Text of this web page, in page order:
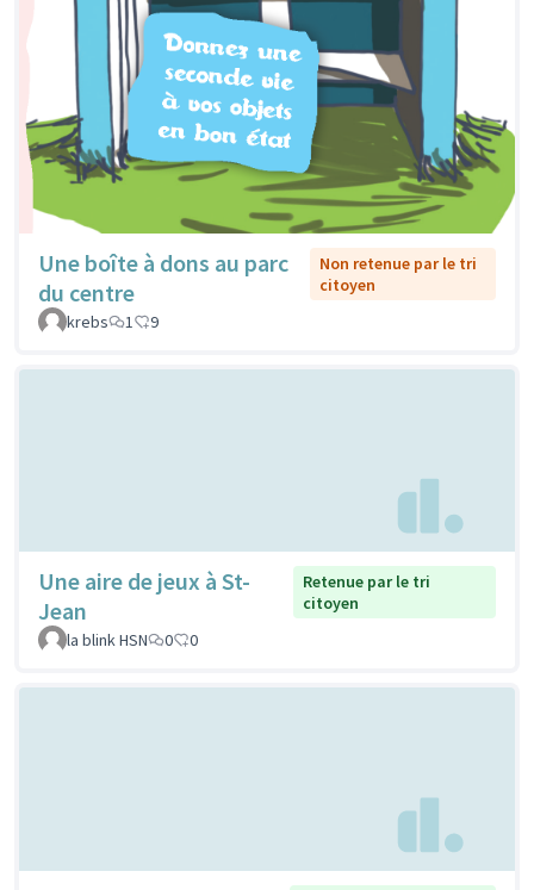
Une boîte à dons au parc
du centre
Non retenue par le tri
citoyen
krebs
1 9
Une aire de jeux à St-
Jean
Retenue par le tri
citoyen
la blink HSN
0 0